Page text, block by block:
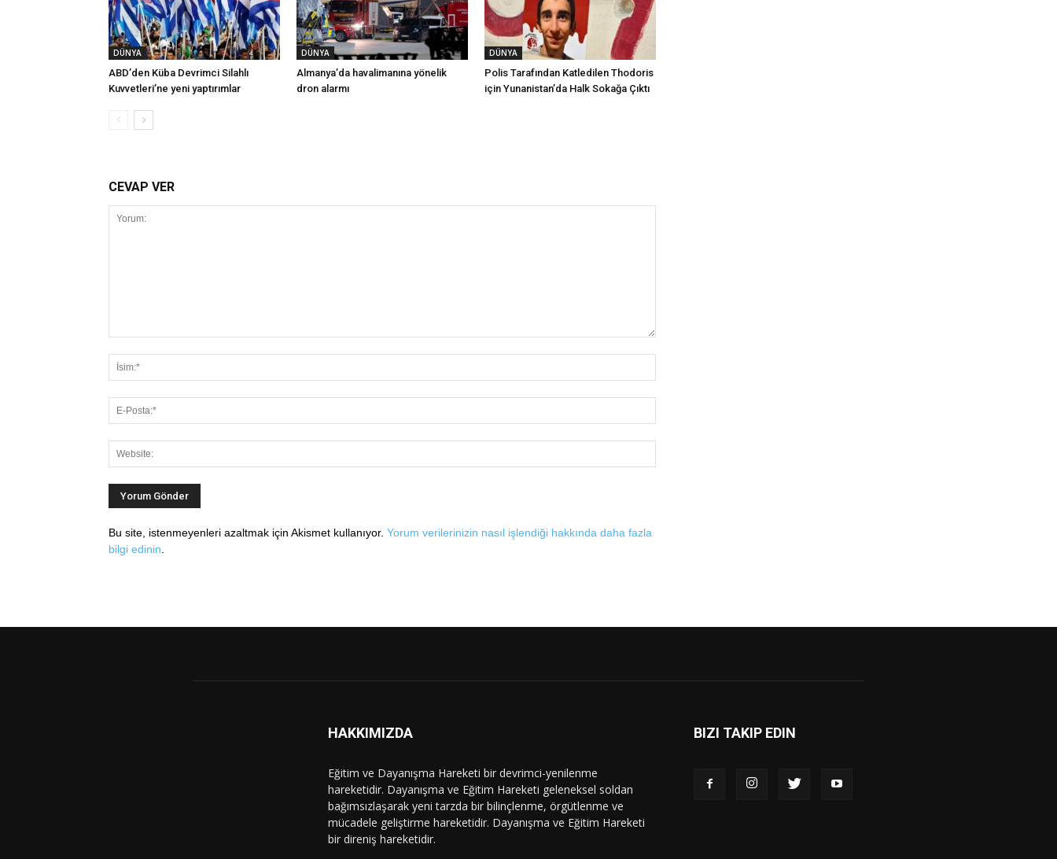
DÜNYA
ABD’den Küba Devrimci Silahlı
Kuvvetleri’ne yeni yaptırımlar
DÜNYA
Almanya’da havalimanına yönelik
dron alarmı
DÜNYA
Polis Tarafından Katledilen Thodoris
için Yunanistan’da Halk Sokağa Çıktı
CEVAP VER
Bu site, istenmeyenleri azaltmak için Akismet kullanıyor. Yorum verilerinizin nasıl işlendiği hakkında daha fazla
bilgi edinin
HAKKIMIZDA
Eğitim ve Dayanışma Hareketi bir devrimci-yenilenme
hareketidir. Dayanışma ve Eğitim Hareketi geleneksel soldan
bağımsızlaşarak yeni tarzda bir bilinçlenme, örgütlenme ve
mücadele geliştirme hareketidir. Dayanışma ve Eğitim Hareketi
bir direniş hareketidir.
BIZI TAKIP EDIN